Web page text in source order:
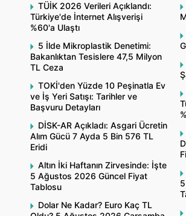
TÜİK 2026 Verileri Açıklandı:
Türkiye'de İnternet Alışverişi
%60'a Ulaştı
5 İlde Mikroplastik Denetimi:
Bakanlıktan Tesislere 47,5 Milyon
TL Ceza
TOKİ'den Yüzde 10 Peşinatla Ev
ve İş Yeri Satışı: Tarihler ve
Başvuru Detayları
DİSK-AR Açıkladı: Asgari Ücretin
Alım Gücü 7 Ayda 5 Bin 576 TL
Eridi
Altın İki Haftanın Zirvesinde: İşte
5 Ağustos 2026 Güncel Fiyat
Tablosu
Dolar Ne Kadar? Euro Kaç TL